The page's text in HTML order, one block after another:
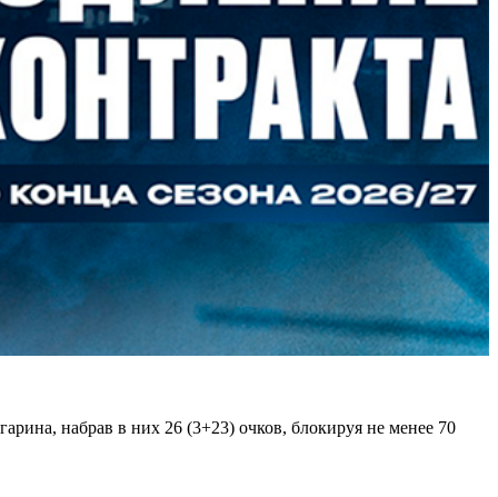
набрав в них 26 (3+23) очков, блокируя не менее 70